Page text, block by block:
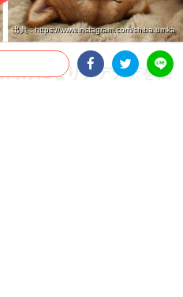
出典 : https://www.instagram.com/shiba.umka
けになりナデナデを催